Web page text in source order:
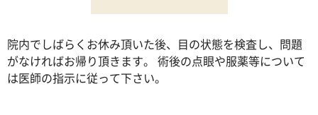
院内でしばらくお休み頂いた後、目の状態を検査し、問題
がなければお帰り頂きます。 術後の点眼や服薬等について
は医師の指示に従って下さい。